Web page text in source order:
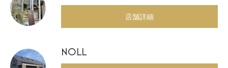
店舗詳細
NOLL